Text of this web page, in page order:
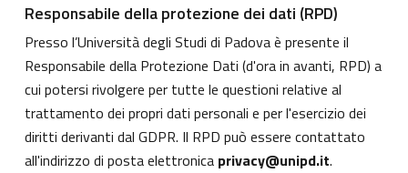
Responsabile della protezione dei dati (RPD)
Presso l’Università degli Studi di Padova è presente il
Responsabile della Protezione Dati (d'ora in avanti, RPD) a
cui potersi rivolgere per tutte le questioni relative al
trattamento dei propri dati personali e per l'esercizio dei
diritti derivanti dal GDPR. Il RPD può essere contattato
all'indirizzo di posta elettronica privacy@unipd.it.